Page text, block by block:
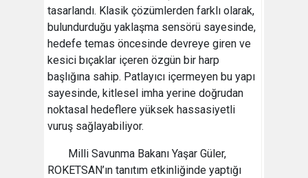
tasarlandı. Klasik çözümlerden farklı olarak,
bulundurduğu yaklaşma sensörü sayesinde,
hedefe temas öncesinde devreye giren ve
kesici bıçaklar içeren özgün bir harp
başlığına sahip. Patlayıcı içermeyen bu yapı
sayesinde, kitlesel imha yerine doğrudan
noktasal hedeflere yüksek hassasiyetli
vuruş sağlayabiliyor.
Milli Savunma Bakanı Yaşar Güler,
ROKETSAN’ın tanıtım etkinliğinde yaptığı